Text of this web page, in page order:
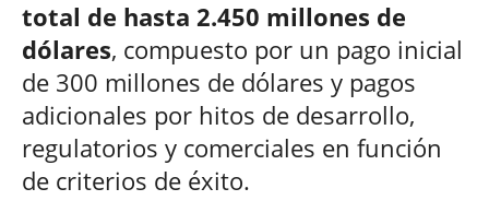
total de hasta 2.450 millones de
dólares, compuesto por un pago inicial
de 300 millones de dólares y pagos
adicionales por hitos de desarrollo,
regulatorios y comerciales en función
de criterios de éxito.